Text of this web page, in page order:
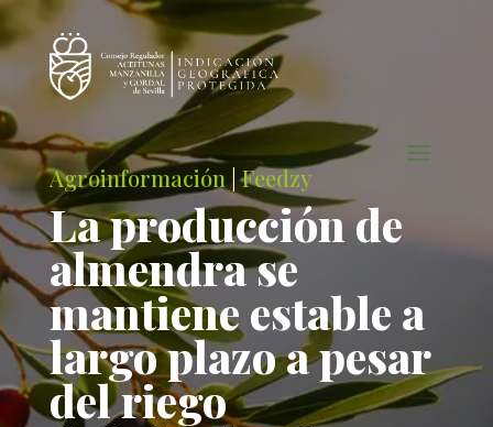
Agroinformación |Feedzy
La producción de
almendra se
mantiene estable a
largo plazo a pesar
del riego